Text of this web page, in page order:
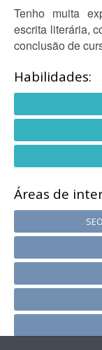
Tenho muita
escrita literária,
conclusão de
Habilidades:
Áreas de